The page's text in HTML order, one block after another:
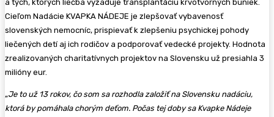
a tých, ktorých liečba vyžaduje transplantáciu krvotvorných buniek.
Cieľom Nadácie KVAPKA NÁDEJE je zlepšovať vybavenosť
slovenských nemocníc, prispievať k zlepšeniu psychickej pohody
liečených detí aj ich rodičov a podporovať vedecké projekty. Hodnota
zrealizovaných charitatívnych projektov na Slovensku už presiahla 3
milióny eur.
„Je to už 13 rokov, čo som sa rozhodla založiť na Slovensku nadáciu,
ktorá by pomáhala chorým deťom. Počas tej doby sa Kvapke Nádeje